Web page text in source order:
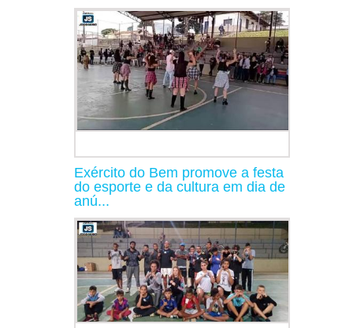
Exército do Bem promove a festa
do esporte e da cultura em dia de
anú...